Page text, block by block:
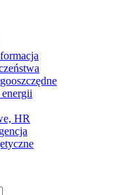
HR